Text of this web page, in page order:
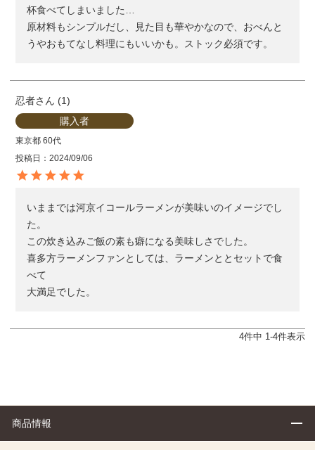
杯食べてしまいました…
原材料もシンプルだし、見た目も華やかなので、おべんと
うやおもてなし料理にもいいかも。ストック必須です。
忍者
1
購入者
東京都 60代
投稿日
2024/09/06
いままでは河京イコールラーメンが美味いのイメージでし
た。
この炊き込みご飯の素も癖になる美味しさでした。
喜多方ラーメンファンとしては、ラーメンととセットで食
べて
大満足でした。
4件中 1-4件表示
商品情報